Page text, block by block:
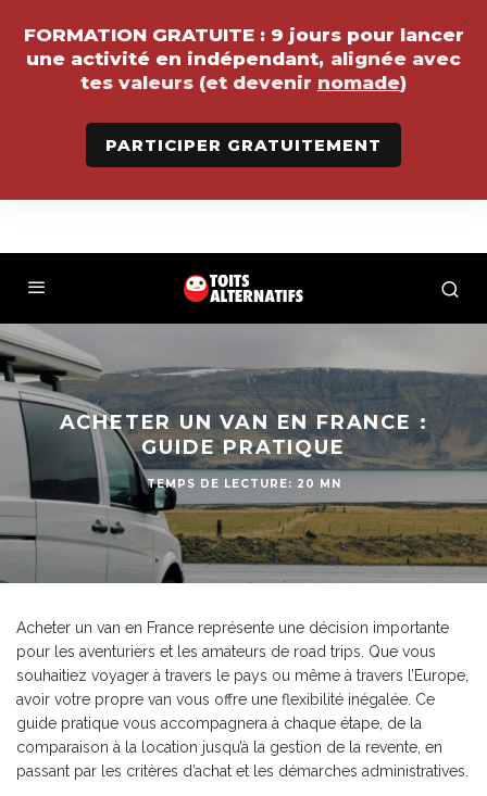
ACHETER UN VAN EN FRANCE :
GUIDE PRATIQUE
TEMPS DE LECTURE: 20 MN
Acheter un van en France représente une décision importante
pour les aventuriers et les amateurs de road trips. Que vous
souhaitiez voyager à travers le pays ou même à travers l’Europe,
avoir votre propre van vous offre une flexibilité inégalée. Ce
guide pratique vous accompagnera à chaque étape, de la
comparaison à la location jusqu’à la gestion de la revente, en
passant par les critères d’achat et les démarches administratives.
FORMATION GRATUITE : 9 jours pour lancer
une activité en indépendant, alignée avec
tes valeurs (et devenir nomade)
PARTICIPER GRATUITEMENT